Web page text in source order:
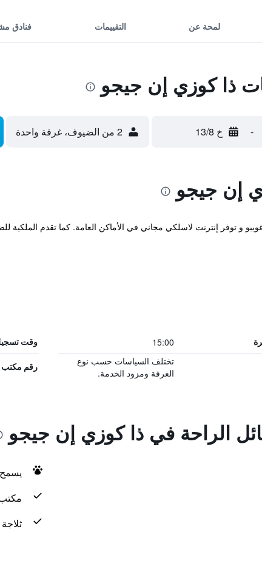
لمحة عن التقييمات فنادق
ذا كوزي إن جيجو
- خ 13/8 2 من الضيوف، غرفة واحدة
إن جيجو
و توفر إنترنت لاسلكي مجاني في الأماكن العامة. كما تقدم الملكية
15:00 وقت
تختلف السياسات حسب نوع
الغرفة ومزود الخدمة.
رقم مكتب
الراحة في ذا كوزي إن جيجو
يسمح
مكتب
ثلاجة